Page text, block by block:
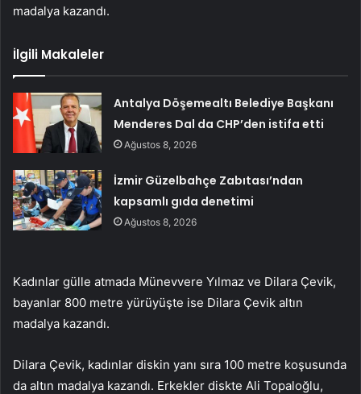
madalya kazandı.
İlgili Makaleler
Antalya Döşemealtı Belediye Başkanı
Menderes Dal da CHP’den istifa etti
Ağustos 8, 2026
İzmir Güzelbahçe Zabıtası’ndan
kapsamlı gıda denetimi
Ağustos 8, 2026
Kadınlar gülle atmada Münevvere Yılmaz ve Dilara Çevik,
bayanlar 800 metre yürüyüşte ise Dilara Çevik altın
madalya kazandı.
Dilara Çevik, kadınlar diskin yanı sıra 100 metre koşusunda
da altın madalya kazandı. Erkekler diskte Ali Topaloğlu,